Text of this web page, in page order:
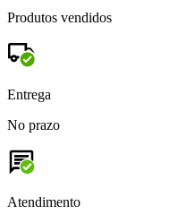
Produtos vendidos
Entrega
No prazo
Atendimento